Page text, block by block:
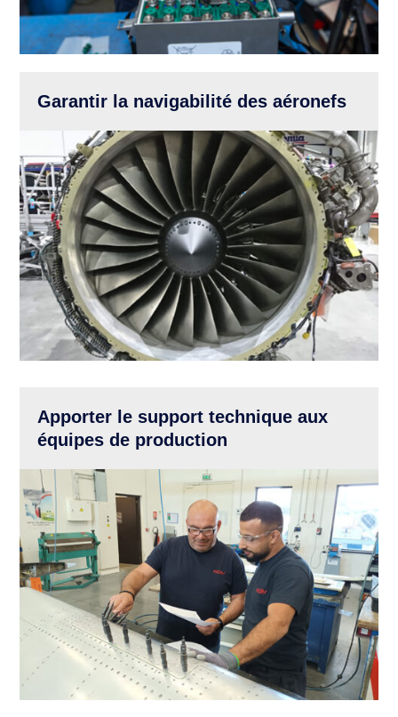
Garantir la navigabilité des aéronefs
Apporter le support technique aux
équipes de production